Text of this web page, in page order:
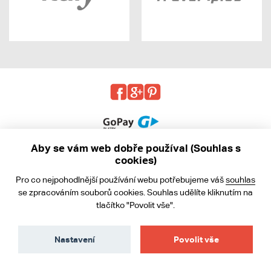
Obchodní podmínky
Ochrana osobních údajů
Aby se vám web dobře používal (Souhlas s
cookies)
Pro co nejpohodlnější používání webu potřebujeme vášsouhlas
se zpracováním souborů cookies. Souhlas udělíte kliknutím na
tlačítko "Povolit vše".
Povolit vše
Nastavení